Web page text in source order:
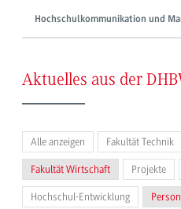
Hochschulkommunikation und
Aktuelles aus der
Alle anzeigen Fakultät Technik
Fakultät Wirtschaft Projekte
Hochschul-Entwicklung